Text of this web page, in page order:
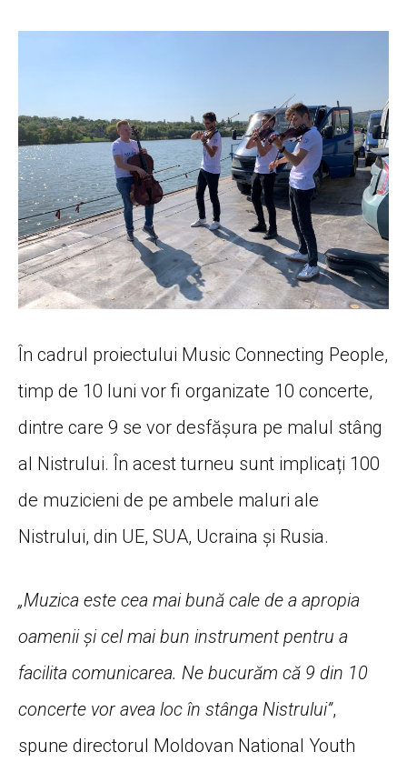
În cadrul proiectului Music Connecting People,
timp de 10 luni vor fi organizate 10 concerte,
dintre care 9 se vor desfășura pe malul stâng
al Nistrului. În acest turneu sunt implicați 100
de muzicieni de pe ambele maluri ale
Nistrului, din UE, SUA, Ucraina și Rusia.
„Muzica este cea mai bună cale de a apropia
oamenii și cel mai bun instrument pentru a
facilita comunicarea. Ne bucurăm că 9 din 10
concerte vor avea loc în stânga Nistrului”,
spune directorul Moldovan National Youth